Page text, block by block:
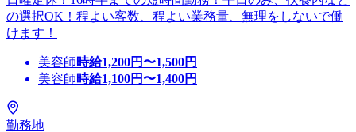
の選択OK！程よい客数、程よい業務量、無理をしないで働
けます！
美容師時給1,200円〜1,500円
美容師時給1,100円〜1,400円
勤務地